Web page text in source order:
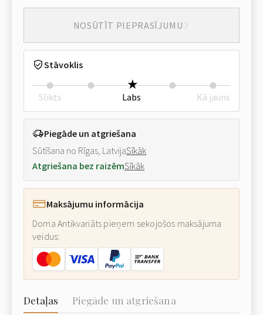
NOSŪTĪT PIEPRASĪJUMU
Stāvoklis
Slikts Labs Kā jauns
Piegāde un atgriešana
Sūtīšana no Rīgas, LatvijaSīkāk
Atgriešana bez raizēmSīkāk
Maksājumu informācija
Doma Antikvariāts pieņem sekojošos maksājuma
veidus:
Detaļas Piegāde un atgriešana